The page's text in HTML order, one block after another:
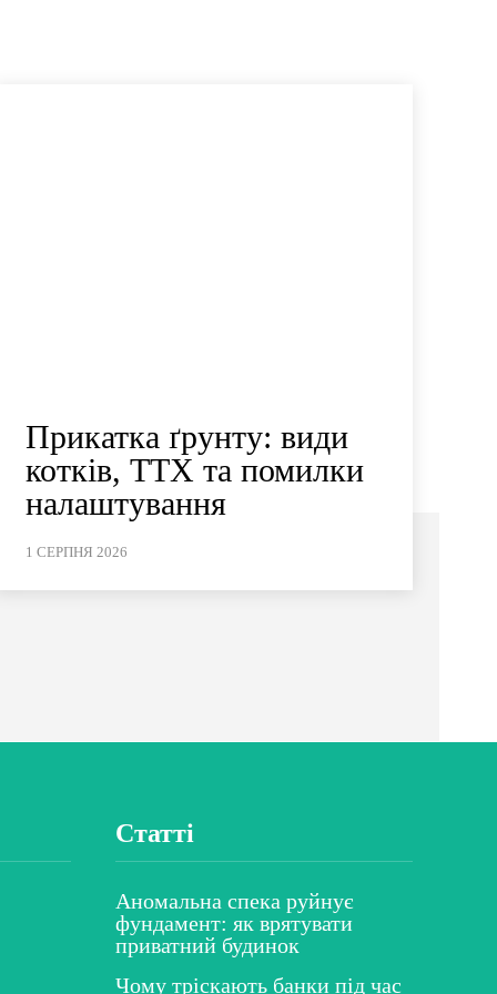
Прикатка ґрунту: види
котків, ТТХ та помилки
налаштування
1 СЕРПНЯ 2026
Статті
Аномальна спека руйнує
фундамент: як врятувати
приватний будинок
Чому тріскають банки під час